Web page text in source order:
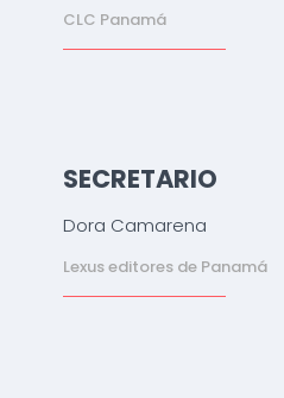
CLC Panamá
SECRETARIO
Dora Camarena
Lexus editores de Panamá